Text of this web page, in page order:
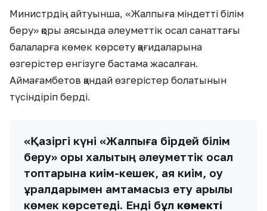
Министрдің айтуынша, «Жалпыға міндетті білім
беру» қоры аясында әлеуметтік осал санаттағы
балаларға көмек көрсету қағидаларына
өзгерістер енгізуге бастама жасалған.
Аймағамбетов қандай өзгерістер болатынын
түсіндіріп берді.
«Қазіргі күні «Жалпыға бірдей білім
беру» қоры халықтың әлеуметтік осал
топтарына киім-кешек, аяқ киім, оқу
құралдарымен қамтамасыз ету арқылы
көмек көрсетеді. Енді бұл көмекті